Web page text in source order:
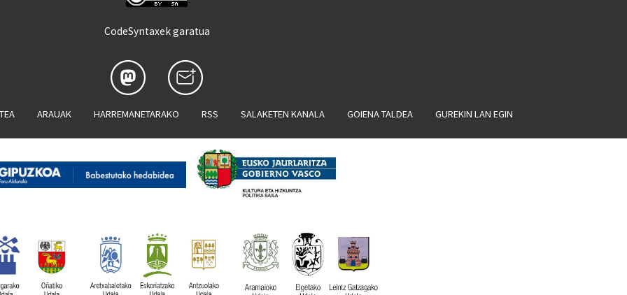
CodeSyntaxek garatua
ARAUAK HARREMANETARAKO RSS SALAKETEN KANALA GOIENA TALDEA GUREKIN LAN EGIN